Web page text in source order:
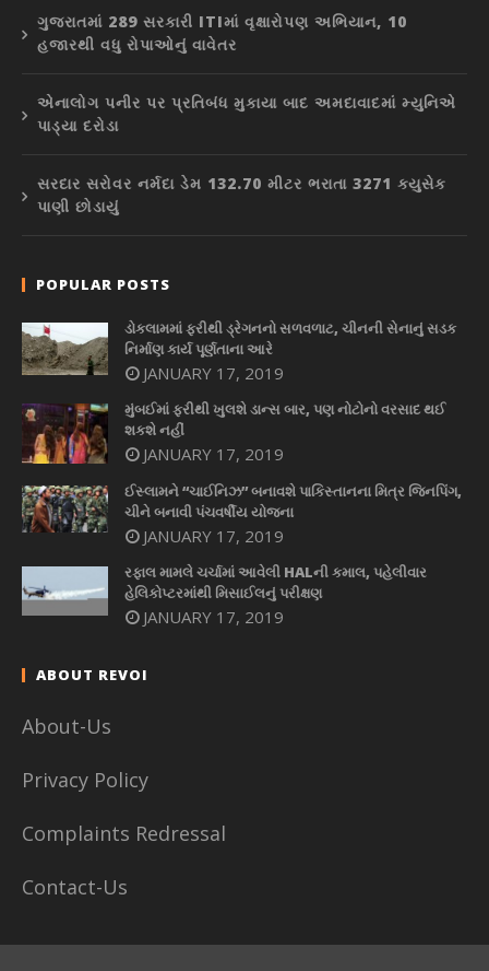
ગુજરાતમાં 289 સરકારી ITIમાં વૃક્ષારોપણ અભિયાન, 10
હજારથી વધુ રોપાઓનું વાવેતર
એનાલોગ પનીર પર પ્રતિબંધ મુકાયા બાદ અમદાવાદમાં મ્યુનિએ
પાડ્યા દરોડા
સરદાર સરોવર નર્મદા ડેમ 132.70 મીટર ભરાતા 3271 ક્યુસેક
પાણી છોડાયું
POPULAR POSTS
ડોકલામમાં ફરીથી ડ્રેગનનો સળવળાટ, ચીનની સેનાનું સડક
નિર્માણ કાર્ય પૂર્ણતાના આરે
JANUARY 17, 2019
મુંબઈમાં ફરીથી ખુલશે ડાન્સ બાર, પણ નોટોનો વરસાદ થઈ
શકશે નહીં
JANUARY 17, 2019
ઈસ્લામને “ચાઈનિઝ” બનાવશે પાકિસ્તાનના મિત્ર જિનપિંગ,
ચીને બનાવી પંચવર્ષીય યોજના
JANUARY 17, 2019
રફાલ મામલે ચર્ચામાં આવેલી HALની કમાલ, પહેલીવાર
હેલિકોપ્ટરમાંથી મિસાઈલનું પરીક્ષણ
JANUARY 17, 2019
ABOUT REVOI
About-Us
Privacy Policy
Complaints Redressal
Contact-Us